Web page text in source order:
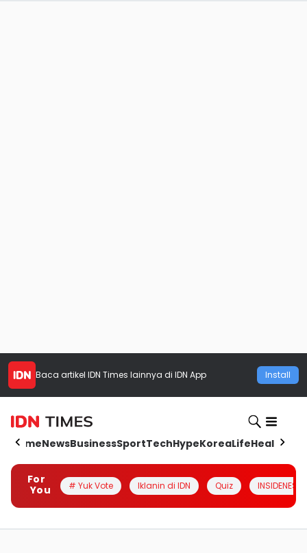
Baca artikel IDN Times lainnya di IDN App Install
HomeNewsBusinessSportTechHypeKoreaLifeHealth
For
You
# Yuk Vote Iklanin di IDN Quiz INSIDENESIA